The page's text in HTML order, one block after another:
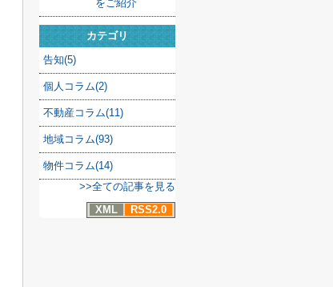
をご紹介
カテゴリ
告知(5)
個人コラム(2)
不動産コラム(11)
地域コラム(93)
物件コラム(14)
>>全ての記事を見る
XML
RSS2.0